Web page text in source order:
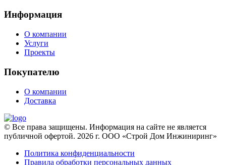
Информация
О компании
Услуги
Проекты
Покупателю
О компании
Доставка
© Все права защищены. Информация на сайте не является
публичной офертой. 2026 г. ООО «Строй Дом Инжиниринг»
Политика конфиденциальности
Правила обработки персональных данных